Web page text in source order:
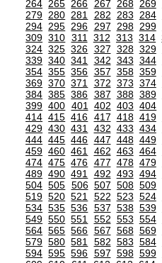
264 265 266 267 268 269
279 280 281 282 283 284
294 295 296 297 298 299
309 310 311 312 313 314
324 325 326 327 328 329
339 340 341 342 343 344
354 355 356 357 358 359
369 370 371 372 373 374
384 385 386 387 388 389
399 400 401 402 403 404
414 415 416 417 418 419
429 430 431 432 433 434
444 445 446 447 448 449
459 460 461 462 463 464
474 475 476 477 478 479
489 490 491 492 493 494
504 505 506 507 508 509
519 520 521 522 523 524
534 535 536 537 538 539
549 550 551 552 553 554
564 565 566 567 568 569
579 580 581 582 583 584
594 595 596 597 598 599